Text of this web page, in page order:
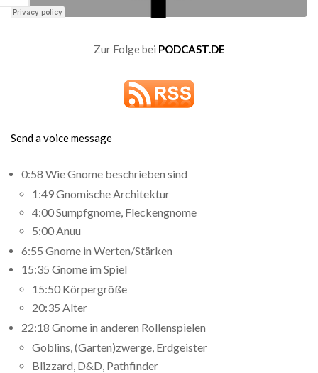
Zur Folge bei PODCAST.DE
Send a voice message
0:58 Wie Gnome beschrieben sind
1:49 Gnomische Architektur
4:00 Sumpfgnome, Fleckengnome
5:00 Anuu
6:55 Gnome in Werten/Stärken
15:35 Gnome im Spiel
15:50 Körpergröße
20:35 Alter
22:18 Gnome in anderen Rollenspielen
Goblins, (Garten)zwerge, Erdgeister
Blizzard, D&D, Pathfinder